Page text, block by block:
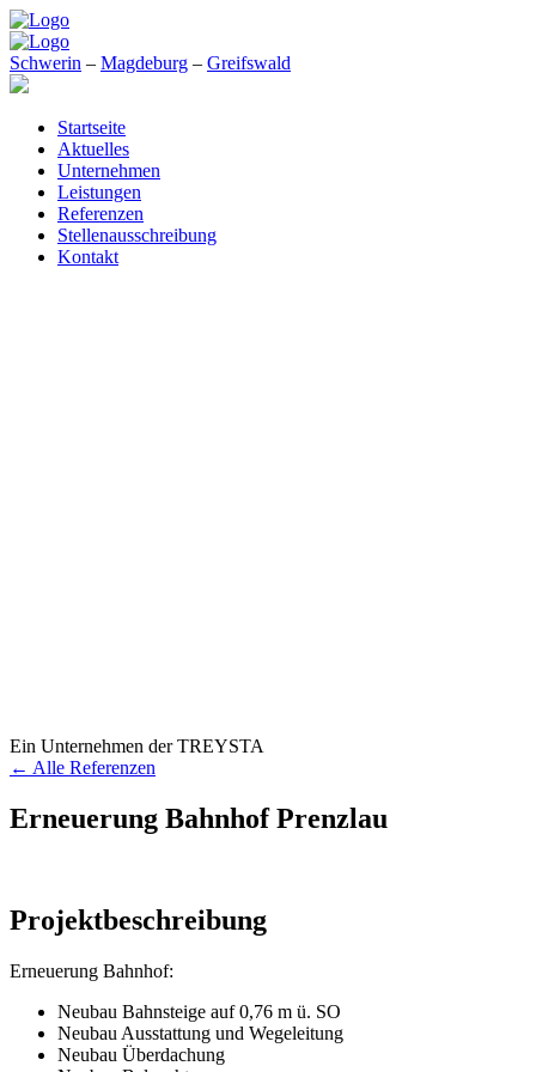
Schwerin – Magdeburg – Greifswald
Startseite
Aktuelles
Unternehmen
Leistungen
Referenzen
Stellenausschreibung
Kontakt
Ein Unternehmen der TREYSTA
← Alle Referenzen
Erneuerung Bahnhof Prenzlau
Projektbeschreibung
Erneuerung Bahnhof:
Neubau Bahnsteige auf 0,76 m ü. SO
Neubau Ausstattung und Wegeleitung
Neubau Überdachung